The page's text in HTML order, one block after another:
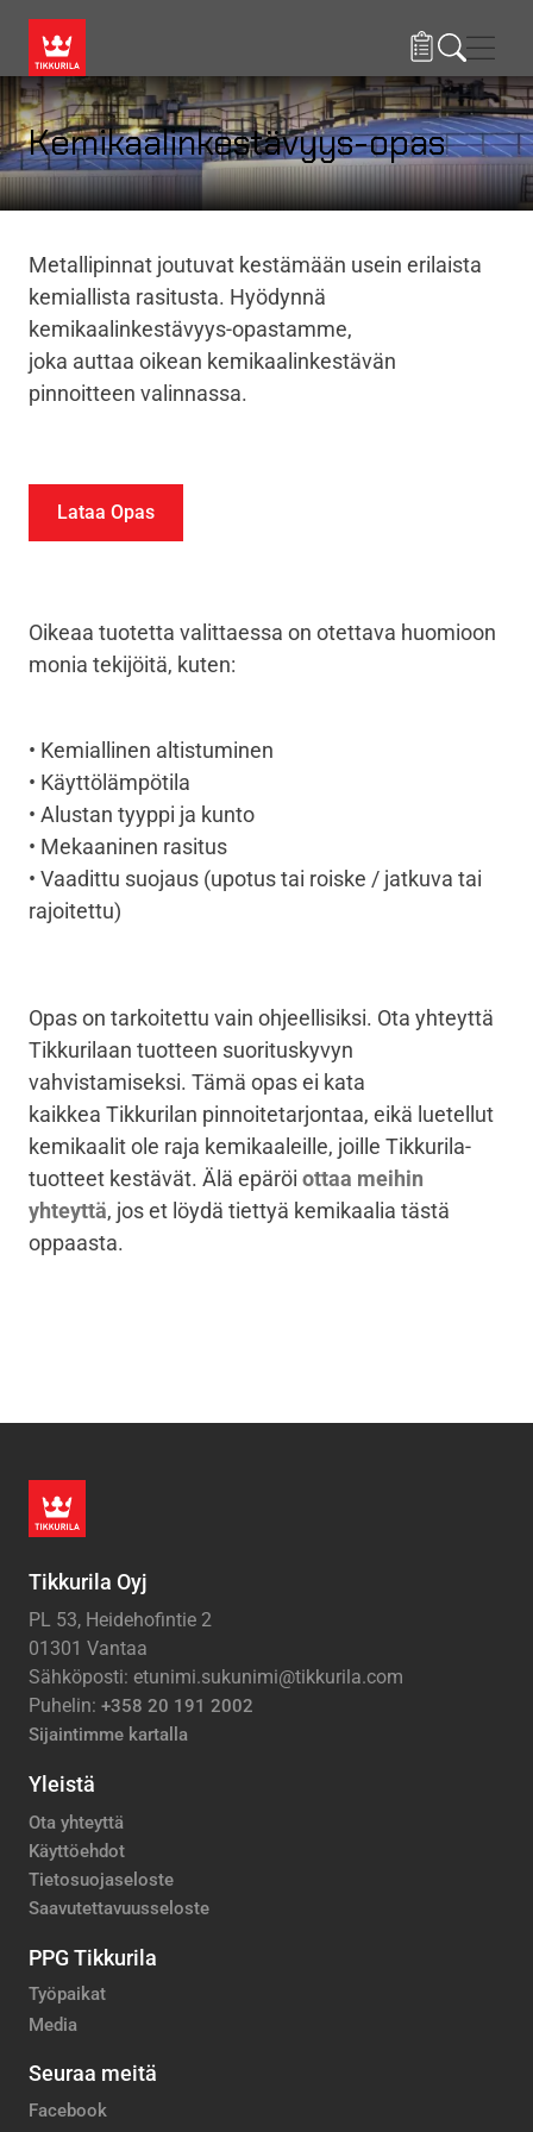
Kemikaalinkestävyys-opas
Metallipinnat joutuvat kestämään usein erilaista
kemiallista rasitusta. Hyödynnä
kemikaalinkestävyys-opastamme,
joka auttaa oikean kemikaalinkestävän
pinnoitteen valinnassa.
Lataa Opas
Oikeaa tuotetta valittaessa on otettava huomioon
monia tekijöitä, kuten:
• Kemiallinen altistuminen
• Käyttölämpötila
• Alustan tyyppi ja kunto
• Mekaaninen rasitus
• Vaadittu suojaus (upotus tai roiske / jatkuva tai
rajoitettu)
Opas on tarkoitettu vain ohjeellisiksi. Ota yhteyttä
Tikkurilaan tuotteen suorituskyvyn
vahvistamiseksi. Tämä opas ei kata
kaikkea Tikkurilan pinnoitetarjontaa, eikä luetellut
kemikaalit ole raja kemikaaleille, joille Tikkurila-
tuotteet kestävät. Älä epäröi ottaa meihin
yhteyttä, jos et löydä tiettyä kemikaalia tästä
oppaasta.
Tikkurila Oyj
PL 53, Heidehofintie 2
01301 Vantaa
Sähköposti: etunimi.sukunimi@tikkurila.com
Puhelin: +358 20 191 2002
Sijaintimme kartalla
Yleistä
Ota yhteyttä
Käyttöehdot
Tietosuojaseloste
Saavutettavuusseloste
PPG Tikkurila
Työpaikat
Media
Seuraa meitä
Facebook